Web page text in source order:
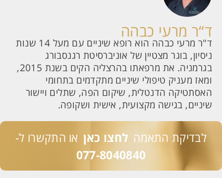
ד“ר מרעי כבהה
ד"ר מרעי כבהה הוא רופא שיניים עם מעל 14 שנות
ניסיון, בוגר מצטיין של אוניברסיטת רגנסבורג
בגרמניה. את מרפאתו בהרצליה הקים בשנת 2015,
ומאז מעניק טיפולי שיניים מתקדמים בתחומי
האסתטיקה הדנטלית, שיקום הפה, שתלים ויישור
שיניים, בגישה מקצועית, אישית ושקופה.
לבדיקת התאמה לחצו כאן או התקשרו ל-
077-8040840